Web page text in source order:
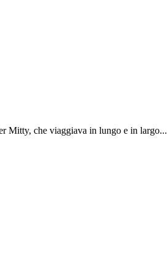
Mitty, che viaggiava in lungo e in largo...